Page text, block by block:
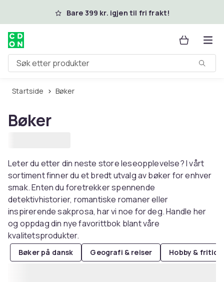
Hopp til hovedinnholdBare 399 kr. igjen til fri frakt!
Søk etter produkter
Startside Bøker
Bøker
Leter du etter din neste store leseopplevelse? I vårt
sortiment finner du et bredt utvalg av bøker for enhver
smak. Enten du foretrekker spennende
detektivhistorier, romantiske romaner eller
inspirerende sakprosa, har vi noe for deg. Handle her
og oppdag din nye favorittbok blant våre
kvalitetsprodukter.
Bøker på dansk Geografi & reiser Hobby & fritid